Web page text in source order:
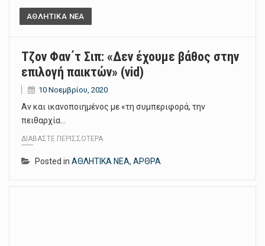
ΑΘΛΗΤΙΚΑ ΝΕΑ
Τζον Φαν΄τ Σιπ: «Δεν έχουμε βάθος στην
επιλογή παικτών» (vid)
10 Νοεμβρίου, 2020
Αν και ικανοποιημένος με «τη συμπεριφορά, την
πειθαρχία…
ΔΙΑΒΆΣΤΕ ΠΕΡΙΣΣΌΤΕΡΑ
Posted in ΑΘΛΗΤΙΚΑ ΝΕΑ, ΑΡΘΡΑ